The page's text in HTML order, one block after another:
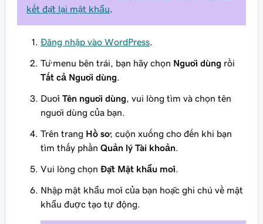
kết đặt lại mật khẩu
Đăng nhập vào WordPress
Từ menu bên trái, bạn hãy chọn Người dùng rồi
Tất cả Người dùng
Dưới Tên người dùng , vui lòng tìm và chọn tên
người dùng của bạn.
Trên trang Hồ sơ, cuộn xuống cho đến khi bạn
tìm thấy phần Quản lý Tài khoản
Vui lòng chọn Đặt Mật khẩu mới
Nhập mật khẩu mới của bạn hoặc ghi chú về mật
khẩu được tạo tự động.